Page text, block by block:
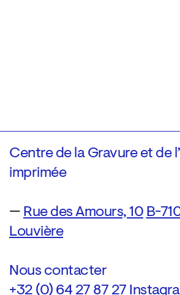
Centre de la Gravure et de
imprimée
— Rue des Amours, 10 B-
Louvière
Nous contacter
+32 (0) 64 27 87 27